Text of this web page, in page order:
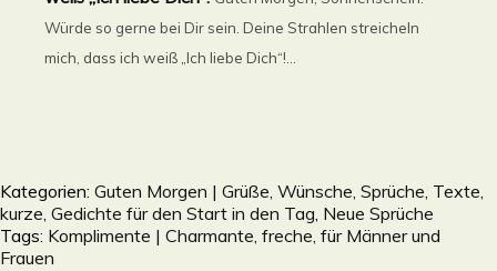
Würde so gerne bei Dir sein. Deine Strahlen streicheln
mich, dass ich weiß „Ich liebe Dich“!...
Kategorien: Guten Morgen | Grüße, Wünsche, Sprüche, Texte,
kurze, Gedichte für den Start in den Tag Neue Sprüche
Tags: Komplimente | Charmante, freche, für Männer und
Frauen